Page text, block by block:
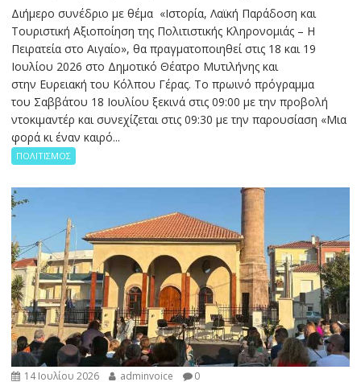
Διήμερο συνέδριο με θέμα «Ιστορία, Λαϊκή Παράδοση και
Τουριστική Αξιοποίηση της Πολιτιστικής Κληρονομιάς – Η
Πειρατεία στο Αιγαίο», θα πραγματοποιηθεί στις 18 και 19
Ιουλίου 2026 στο Δημοτικό Θέατρο Μυτιλήνης και
στην Ευρειακή του Κόλπου Γέρας. Το πρωινό πρόγραμμα
του Σαββάτου 18 Ιουλίου ξεκινά στις 09:00 με την προβολή
ντοκιμαντέρ και συνεχίζεται στις 09:30 με την παρουσίαση «Μια
φορά κι έναν καιρό...
ΠΟΛΙΤΙΣΜΟΣ
14 Ιουλίου 2026 adminvoice 0